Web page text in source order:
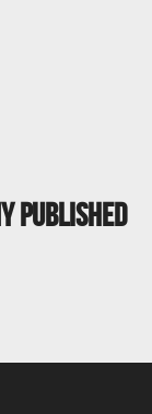
Published